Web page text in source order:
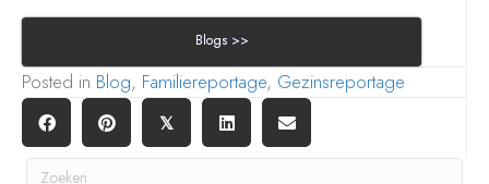
Blogs >>
Posted in Blog, Familiereportage, Gezinsreportage
𝕏